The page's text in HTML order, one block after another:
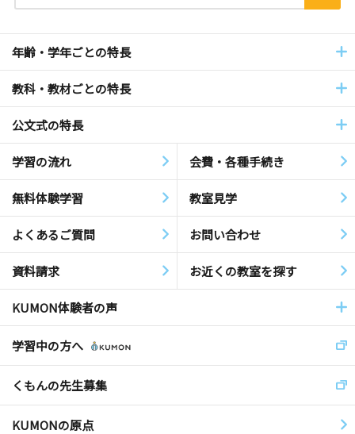
年齢・学年ごとの特長
教科・教材ごとの特長
公文式の特長
学習の流れ 会費・各種手続き
無料体験学習 教室見学
よくあるご質問 お問い合わせ
資料請求 お近くの教室を探す
KUMON体験者の声
学習中の方へ
くもんの先生募集
KUMONの原点